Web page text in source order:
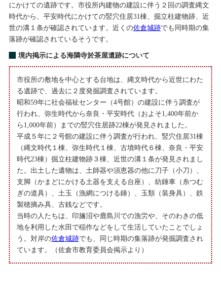
にかけての遺跡です。市役所内建物の建設に伴う２回の調査縄文
時代から、平安時代にかけての竪穴住居31棟、掘立柱建物跡、近
世の溝１条が確認されています。近くの佐倉城跡でも同時期の集
落跡が確認されているそうです。
境内掲示による海隣寺於茶屋遺跡について
市役所の敷地を中心とする台地は、縄文時代から近世にわた
る遺跡で、過去に２度発掘調査されています。
昭和59年に社会福祉センター（4号館）の建設に伴う調査が
行われ、弥生時代から奈良・平安時代（およそ1,400年前か
ら1,000年前）までの竪穴住居跡22棟が発見されました。
平成５年に２号館の建設に伴う調査が行われ、竪穴住居31棟
（縄文時代１棟、弥生時代１棟、古墳時代６棟、奈良・平安
時代23棟）掘立柱建物跡３棟、近世の溝１条が発見されまし
た。出土した遺物は、土師器や須恵器の他に刀子（小刀）、
支脚（かまどにかける土器を支える台座）、紡錘車（糸つむ
ぎの道具）、土玉（漁網につける錘）、玉類（装身具）、鉄
製穂摘み具、古銭などです。
当時の人たちは、印旛沼や鹿島川での漁労や、そのわきの低
地を利用した水田で稲作などをして生活していたことでしょ
う。対岸の佐倉城跡でも、同じ時期の集落跡が発掘調査され
ています。（佐倉市教育委員会掲示より）